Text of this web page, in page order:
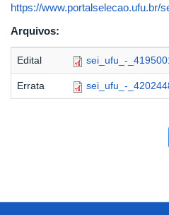
https://www.portalselecao.ufu.br/
Arquivos:
Edital sei_ufu_-
Errata sei_ufu_-